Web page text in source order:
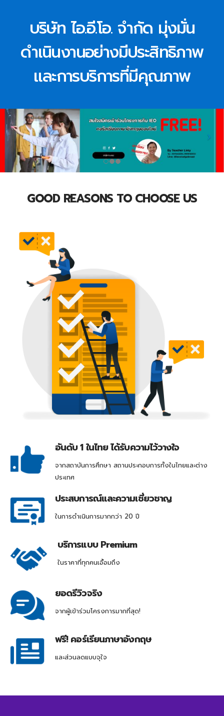
บริษัท ไอ.อี.โอ. จำกัด มุ่งมั่น
ดำเนินงานอย่างมีประสิทธิภาพ
และการบริการที่มีคุณภาพ
GOOD REASONS TO CHOOSE US
อันดับ 1 ในไทย ได้รับความไว้วางใจ
จากสถาบันการศึกษา สถานประกอบการทั้งในไทยและต่าง
ประเทศ
ประสบการณ์และความเชี่ยวชาญ
ในการดำเนินการมากกว่า 20 ปี
บริการแบบ Premium
ในราคาที่ทุกคนเอื้อมถึง
ยอดรีวิวจริง
จากผู้เข้าร่วมโครงการมากที่สุด!
ฟรี! คอร์เรียนภาษาอังกฤษ
และส่วนลดแบบจุใจ